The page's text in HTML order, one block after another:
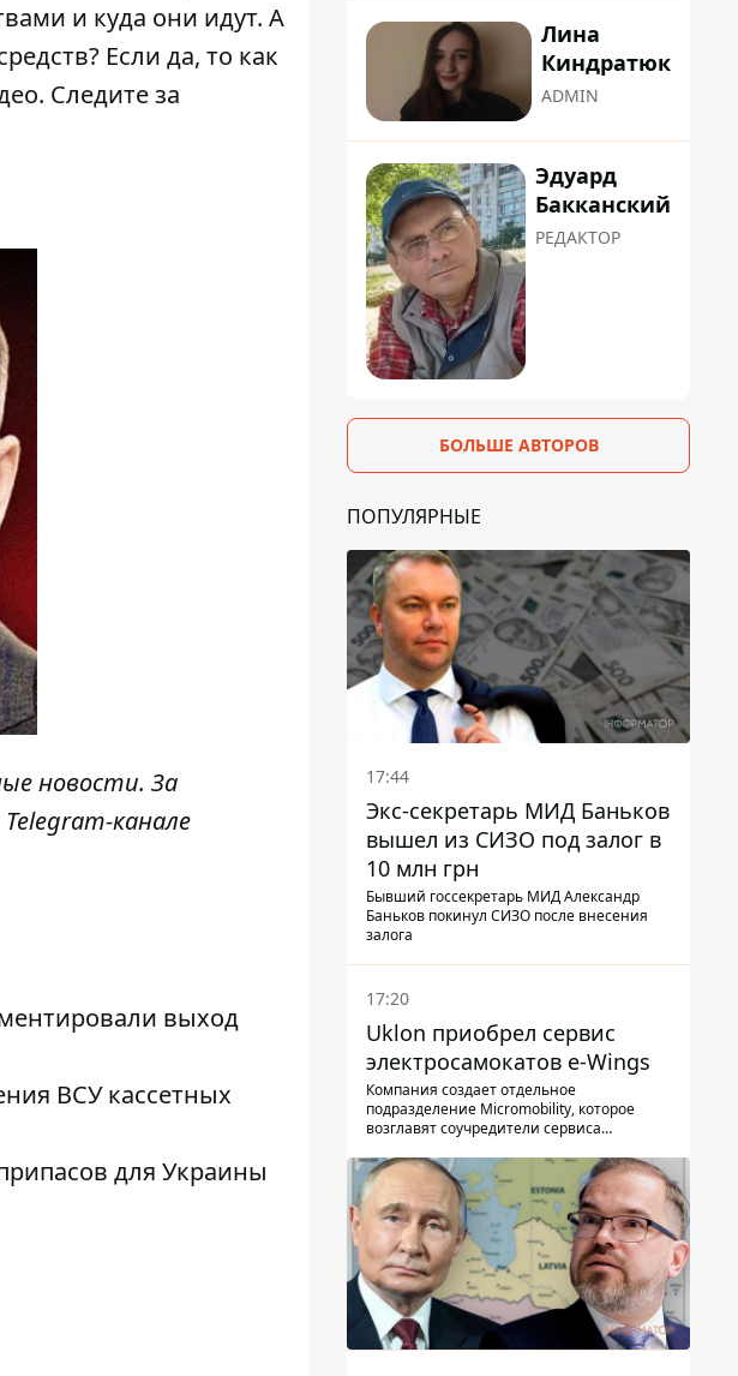
и куда они идут. А
Если да, то как
Следите за
новости. За
канале
выход
ВСУ кассетных
для Украины
Лина
Киндратюк
ADMIN
Эдуард
Бакканский
РЕДАКТОР
БОЛЬШЕ АВТОРОВ
ПОПУЛЯРНЫЕ
17:44
Экс-секретарь МИД Баньков
вышел из СИЗО под залог в
10 млн грн
Бывший госсекретарь МИД Александр
Баньков покинул СИЗО после внесения
залога
17:20
Uklon приобрел сервис
электросамокатов e-Wings
Компания создает отдельное
подразделение Micromobility, которое
возглавят соучредители сервиса